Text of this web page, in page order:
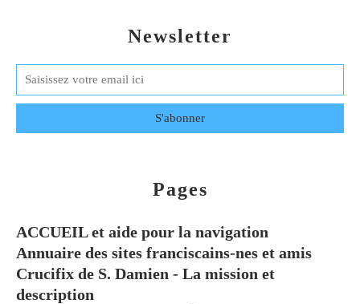
Newsletter
Pages
ACCUEIL et aide pour la navigation
Annuaire des sites franciscains-nes et amis
Crucifix de S. Damien - La mission et
description